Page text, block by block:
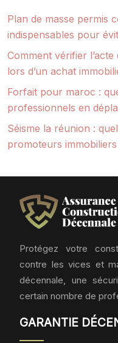
Plan de masse permis
indispensables pour
Comment vérifier
lors d’un achat
Forfait pour maroc :
professionnels en
Séisme la réunion :
promoteurs
Protégez votre
contre les vices et
décennale, une
certain nombre de
GARANTIE